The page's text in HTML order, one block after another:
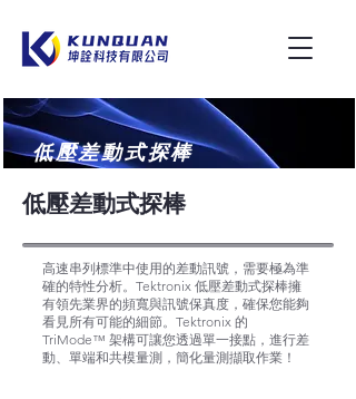
低壓差動式探棒
低壓差動式探棒
高速串列標準中使用的差動訊號，需要極為準
確的特性分析。Tektronix 低壓差動式探棒擁
有領先業界的頻寬與訊號保真度，確保您能夠
看見所有可能的細節。Tektronix 的
TriMode™ 架構可讓您透過單一接點，進行差
動、單端和共模量測，簡化量測擷取作業！